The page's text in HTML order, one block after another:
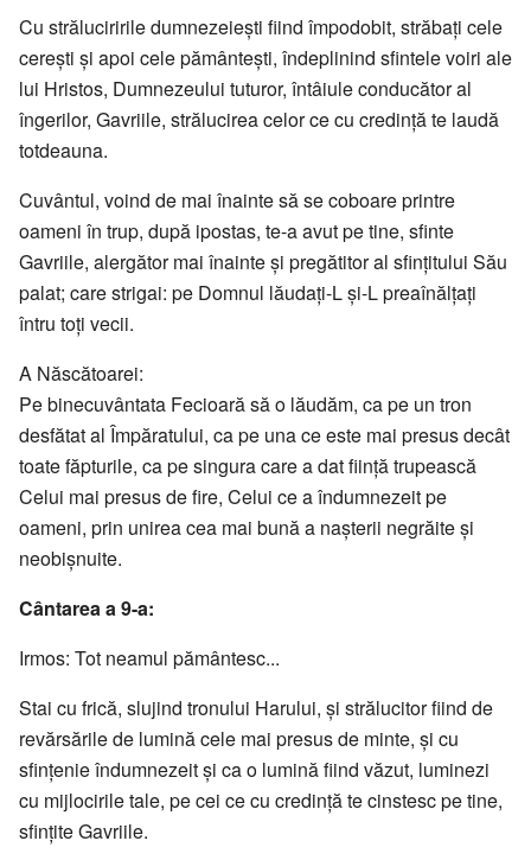
Cu străluciririle dumnezeieşti fiind împodobit, străbaţi cele
cereşti şi apoi cele pământeşti, îndeplinind sfintele voiri ale
lui Hristos, Dumnezeului tuturor, întâiule conducător al
îngerilor, Gavriile, strălucirea celor ce cu credinţă te laudă
totdeauna.
Cuvântul, voind de mai înainte să se coboare printre
oameni în trup, după ipostas, te-a avut pe tine, sfinte
Gavriile, alergător mai înainte şi pregătitor al sfinţitului Său
palat; care strigai: pe Domnul lăudaţi-L şi-L preaînălţaţi
întru toţi vecii.
A Născătoarei:
Pe binecuvântata Fecioară să o lăudăm, ca pe un tron
desfătat al Împăratului, ca pe una ce este mai presus decât
toate făpturile, ca pe singura care a dat fiinţă trupească
Celui mai presus de fire, Celui ce a îndumnezeit pe
oameni, prin unirea cea mai bună a naşterii negrăite şi
neobişnuite.
Cântarea a 9-a:
Irmos: Tot neamul pământesc...
Stai cu frică, slujind tronului Harului, şi strălucitor fiind de
revărsările de lumină cele mai presus de minte, şi cu
sfinţenie îndumnezeit şi ca o lumină fiind văzut, luminezi
cu mijlocirile tale, pe cei ce cu credinţă te cinstesc pe tine,
sfinţite Gavriile.